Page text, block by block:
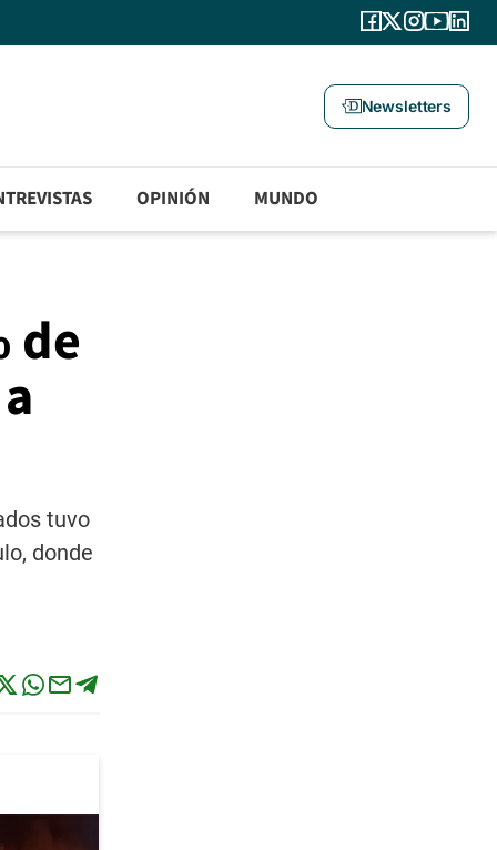
Newsletters
OPINIÓN MUNDO
de
tuvo
donde